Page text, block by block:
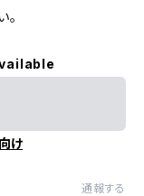
け
通報する